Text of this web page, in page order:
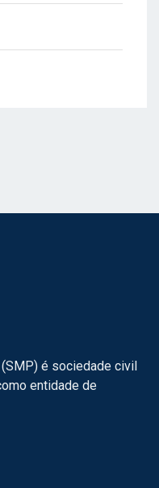
é sociedade civil
entidade de